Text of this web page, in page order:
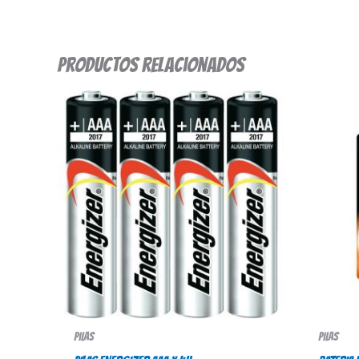
Productos relacionados
Pilas Pilas